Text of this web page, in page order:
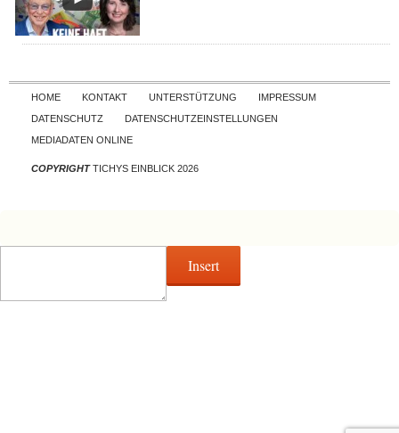
Skip to content
HOME KONTAKT UNTERSTÜTZUNG
IMPRESSUM
DATENSCHUTZ
DATENSCHUTZEINSTELLUNGEN
MEDIADATEN ONLINE
COPYRIGHTTICHYS EINBLICK 2026
Insert